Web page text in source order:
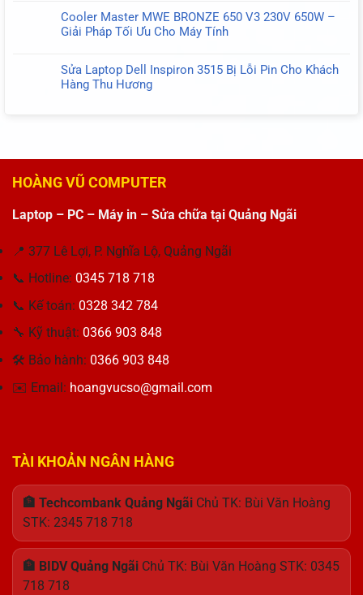
Năng
Mạnh
Doanh
Nghiệp
5300
E5300
450.0G301.0001
Pin
–
Latitude
5591
8850H
–
Đối
Doanh
Nhân
Đánh
giá
Latitude
5420
năng
Thiết
Hoàn
bình
luận
Đánh
giá
i5-
Sự
tối
cho
công
việc
Cooler Master MWE BRONZE 650 V3 230V 650W –
Giải Pháp Tối Ưu Cho Máy Tính
có
bình
luận
BRONZE
650
V3
650W
Giải
Tối
Cho
Tính
Sửa Laptop Dell Inspiron 3515 Bị Lỗi Pin Cho Khách
Hàng Thu Hương
ở
Sửa
Laptop
Inspiron
Bị
Lỗi
Pin
Cho
Khách
Thu
HOÀNG VŨ COMPUTER
Laptop – PC – Máy in – Sửa chữa tại Quảng Ngãi
📍 377 Lê Lợi, P. Nghĩa Lộ, Quảng Ngãi
📞 Hotline: 0345 718 718
📞 Kế toán: 0328 342 784
🔧 Kỹ thuật: 0366 903 848
🛠 Bảo hành: 0366 903 848
✉️ Email: hoangvucso@gmail.com
TÀI KHOẢN NGÂN HÀNG
🏦 Techcombank Quảng Ngãi Chủ TK: Bùi Văn Hoàng
STK: 2345 718 718
🏦 BIDV Quảng Ngãi Chủ TK: Bùi Văn Hoàng STK: 0345
718 718